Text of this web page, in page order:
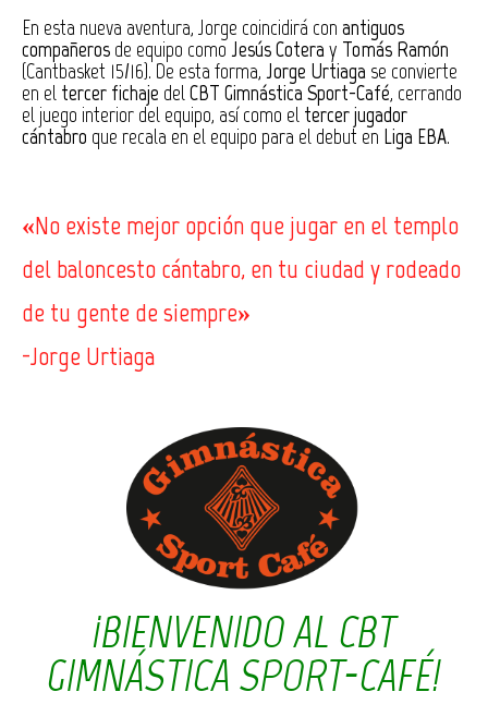
En esta nueva aventura, Jorge coincidirá con antiguos
compañeros de equipo como Jesús Coteray Tomás Ramón
(Cantbasket 15/16). De esta forma, Jorge Urtiaga se convierte
en el tercer fichaje delCBT Gimnástica Sport-Café, cerrando
el juego interior del equipo, así como el tercer jugador
cántabro que recala en el equipo para el debut en Liga EBA.
«No existe mejor opción que jugar en el templo
del baloncesto cántabro, en tu ciudad y rodeado
de tu gente de siempre»
-Jorge Urtiaga
¡BIENVENIDO AL CBT
GIMNÁSTICA SPORT-CAFÉ!